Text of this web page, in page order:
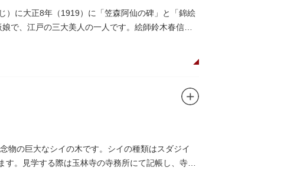
）に大正8年（1919）に「笠森阿仙の碑」と「錦絵
で、江戸の三大美人の一人です。絵師鈴木春信は
物の巨大なシイの木です。シイの種類はスダジイ
。見学する際は玉林寺の寺務所にて記帳し、寺の